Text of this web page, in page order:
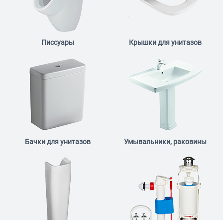
Писсуары Крышки для унитазов
Бачки для унитазов Умывальники, раковины